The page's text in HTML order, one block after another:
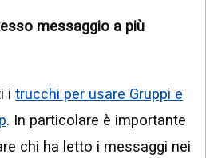
messaggio a più
i trucchi per usare Gruppi e
. In particolare è importante
chi ha letto i messaggi nei